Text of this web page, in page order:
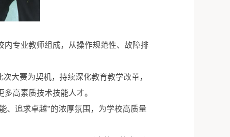
内专业教师组成，从操作规范性、故障排
大赛为契机，持续深化教育教学改革，
高素质技术技能人才。
、追求卓越”的浓厚氛围，为学校高质量